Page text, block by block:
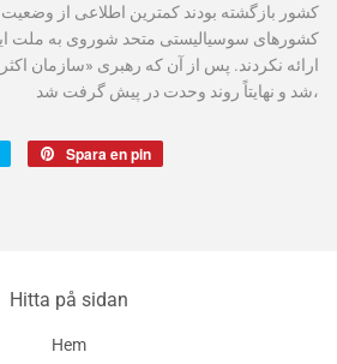
کشور بازگشته بودند کمترین اطلاعی از
کشورهای سوسیالیستی متحد شوروی به ملت
ارائه نکردند. پس از آن که رهبری «سازمان
شد و نهایتاً روند وحدت در پیش گرفت شد،
Twittra
Spara en pin
Hitta på sidan
Hem